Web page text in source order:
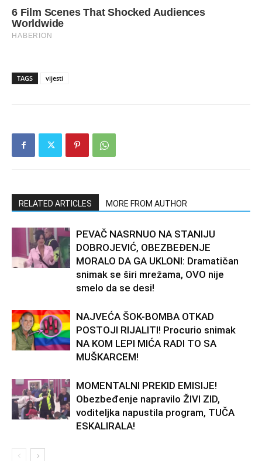
TAGS vijesti
RELATED ARTICLES MORE FROM AUTHOR
PEVAČ NASRNUO NA STANIJU
DOBROJEVIĆ, OBEZBEĐENJE
MORALO DA GA UKLONI: Dramatičan
snimak se širi mrežama, OVO nije
smelo da se desi!
NAJVEĆA ŠOK-BOMBA OTKAD
POSTOJI RIJALITI! Procurio snimak
NA KOM LEPI MIĆA RADI TO SA
MUŠKARCEM!
MOMENTALNI PREKID EMISIJE!
Obezbeđenje napravilo ŽIVI ZID,
voditeljka napustila program, TUČA
ESKALIRALA!